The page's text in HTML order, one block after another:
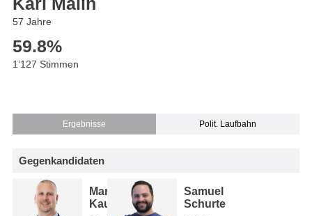
57 Jahre
59.8%
1’127 Stimmen
Ergebnisse Polit. Laufbahn
Gegenkandidaten
Marcel
Kaufmann
Samuel
Schurte